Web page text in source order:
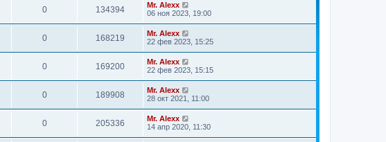
0 134394
Mr. Alexx
06 ноя 2023, 19:00
0 168219
Mr. Alexx
22 фев 2023, 15:25
0 169200
Mr. Alexx
22 фев 2023, 15:15
0 189908
Mr. Alexx
28 окт 2021, 11:00
0 205336
Mr. Alexx
14 апр 2020, 11:30